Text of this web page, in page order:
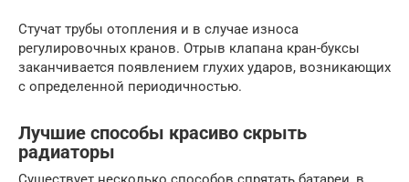
Стучат трубы отопления и в случае износа
регулировочных кранов. Отрыв клапана кран-буксы
заканчивается появлением глухих ударов, возникающих
с определенной периодичностью.
Лучшие способы красиво скрыть
радиаторы